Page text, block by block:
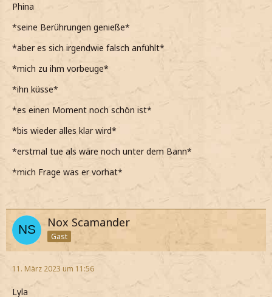
Phina
*seine Berührungen genieße*
*aber es sich irgendwie falsch anfühlt*
*mich zu ihm vorbeuge*
*ihn küsse*
*es einen Moment noch schön ist*
*bis wieder alles klar wird*
*erstmal tue als wäre noch unter dem Bann*
*mich Frage was er vorhat*
Nox Scamander
Gast
11. März 2023 um 11:56
Lyla